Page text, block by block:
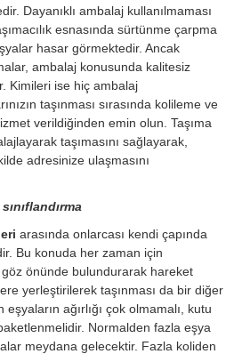
Dayanıklı ambalaj kullanılmaması
esnasında sürtünme çarpma
hasar görmektedir. Ancak
ambalaj konusunda kalitesiz
Kimileri ise hiç ambalaj
taşınması sırasında kolileme ve
verildiğinden emin olun. Taşıma
taşımasını sağlayarak,
adresinize ulaşmasını
arasında onlarcası kendi çapında
Bu konuda her zaman için
göz önünde bulundurarak hareket
yerleştirilerek taşınması da bir diğer
ağırlığı çok olmamalı, kutu
Normalden fazla eşya
meydana gelecektir. Fazla koliden